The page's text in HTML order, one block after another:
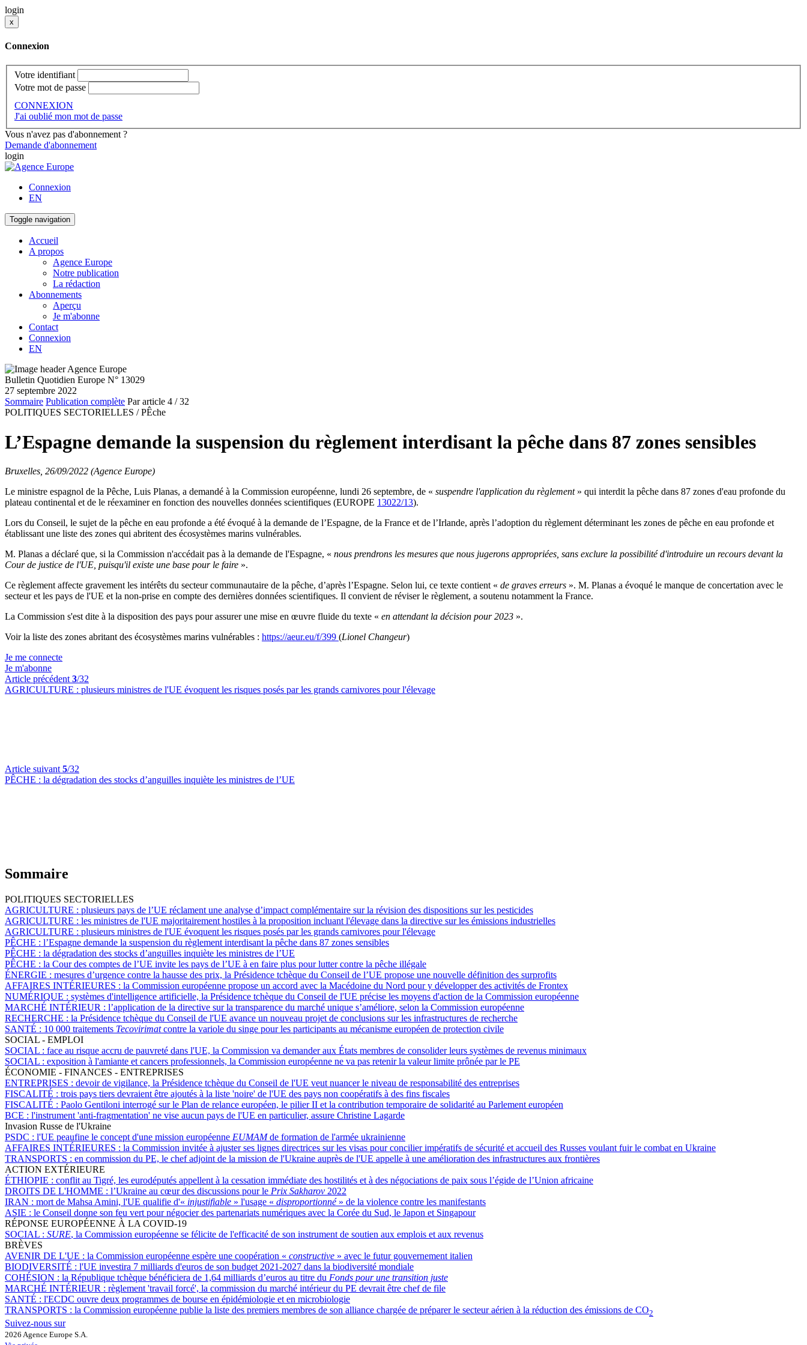
login
x
Connexion
Votre identifiant
Votre mot de passe
CONNEXION
J'ai oublié mon mot de passe
Vous n'avez pas d'abonnement ?
Demande d'abonnement
login
Connexion
EN
Toggle navigation
Accueil
A propos
Agence Europe
Notre publication
La rédaction
Abonnements
Aperçu
Je m'abonne
Contact
Connexion
EN
Bulletin Quotidien Europe N° 13029
27 septembre 2022
Sommaire Publication complète Par article 4 / 32
POLITIQUES SECTORIELLES / PÊche
L’Espagne demande la suspension du règlement interdisant la pêche dans 87 zones sensibles
Bruxelles, 26/09/2022 (Agence Europe)
Le ministre espagnol de la Pêche, Luis Planas, a demandé à la Commission européenne, lundi 26 septembre, de « suspendre l'application du règlement » qui interdit la pêche dans 87 zones d'eau profonde du
plateau continental et de le réexaminer en fonction des nouvelles données scientifiques (EUROPE 13022/13).
Lors du Conseil, le sujet de la pêche en eau profonde a été évoqué à la demande de l’Espagne, de la France et de l’Irlande, après l’adoption du règlement déterminant les zones de pêche en eau profonde et
établissant une liste des zones qui abritent des écosystèmes marins vulnérables.
M. Planas a déclaré que, si la Commission n'accédait pas à la demande de l'Espagne, « nous prendrons les mesures que nous jugerons appropriées, sans exclure la possibilité d'introduire un recours devant la
Cour de justice de l'UE, puisqu'il existe une base pour le faire ».
Ce règlement affecte gravement les intérêts du secteur communautaire de la pêche, d’après l’Espagne. Selon lui, ce texte contient « de graves erreurs ». M. Planas a évoqué le manque de concertation avec le
secteur et les pays de l'UE et la non-prise en compte des dernières données scientifiques. Il convient de réviser le règlement, a soutenu notamment la France.
La Commission s'est dite à la disposition des pays pour assurer une mise en œuvre fluide du texte « en attendant la décision pour 2023 ».
Voir la liste des zones abritant des écosystèmes marins vulnérables : https://aeur.eu/f/399 (Lionel Changeur)
Je me connecte
Je m'abonne
Article précédent 3/32
AGRICULTURE : plusieurs ministres de l'UE évoquent les risques posés par les grands carnivores pour l'élevage
Article suivant 5/32
PÊCHE : la dégradation des stocks d’anguilles inquiète les ministres de l’UE
Sommaire
POLITIQUES SECTORIELLES
AGRICULTURE : plusieurs pays de l’UE réclament une analyse d’impact complémentaire sur la révision des dispositions sur les pesticides
AGRICULTURE : les ministres de l'UE majoritairement hostiles à la proposition incluant l'élevage dans la directive sur les émissions industrielles
AGRICULTURE : plusieurs ministres de l'UE évoquent les risques posés par les grands carnivores pour l'élevage
PÊCHE : l’Espagne demande la suspension du règlement interdisant la pêche dans 87 zones sensibles
PÊCHE : la dégradation des stocks d’anguilles inquiète les ministres de l’UE
PÊCHE : la Cour des comptes de l’UE invite les pays de l’UE à en faire plus pour lutter contre la pêche illégale
ÉNERGIE : mesures d’urgence contre la hausse des prix, la Présidence tchèque du Conseil de l’UE propose une nouvelle définition des surprofits
AFFAIRES INTÉRIEURES : la Commission européenne propose un accord avec la Macédoine du Nord pour y développer des activités de Frontex
NUMÉRIQUE : systèmes d'intelligence artificielle, la Présidence tchèque du Conseil de l'UE précise les moyens d'action de la Commission européenne
MARCHÉ INTÉRIEUR : l’application de la directive sur la transparence du marché unique s’améliore, selon la Commission européenne
RECHERCHE : la Présidence tchèque du Conseil de l'UE avance un nouveau projet de conclusions sur les infrastructures de recherche
SANTÉ : 10 000 traitements Tecovirimatcontre la variole du singe pour les participants au mécanisme européen de protection civile
SOCIAL - EMPLOI
SOCIAL : face au risque accru de pauvreté dans l'UE, la Commission va demander aux États membres de consolider leurs systèmes de revenus minimaux
SOCIAL : exposition à l'amiante et cancers professionnels, la Commission européenne ne va pas retenir la valeur limite prônée par le PE
ÉCONOMIE - FINANCES - ENTREPRISES
ENTREPRISES : devoir de vigilance, la Présidence tchèque du Conseil de l'UE veut nuancer le niveau de responsabilité des entreprises
FISCALITÉ : trois pays tiers devraient être ajoutés à la liste 'noire' de l'UE des pays non coopératifs à des fins fiscales
FISCALITÉ : Paolo Gentiloni interrogé sur le Plan de relance européen, le pilier II et la contribution temporaire de solidarité au Parlement européen
BCE : l'instrument 'anti-fragmentation' ne vise aucun pays de l'UE en particulier, assure Christine Lagarde
Invasion Russe de l'Ukraine
PSDC : l'UE peaufine le concept d'une mission européenne EUMAMde formation de l'armée ukrainienne
AFFAIRES INTÉRIEURES : la Commission invitée à ajuster ses lignes directrices sur les visas pour concilier impératifs de sécurité et accueil des Russes voulant fuir le combat en Ukraine
TRANSPORTS : en commission du PE, le chef adjoint de la mission de l'Ukraine auprès de l'UE appelle à une amélioration des infrastructures aux frontières
ACTION EXTÉRIEURE
ÉTHIOPIE : conflit au Tigré, les eurodéputés appellent à la cessation immédiate des hostilités et à des négociations de paix sous l’égide de l’Union africaine
DROITS DE L'HOMME : l’Ukraine au cœur des discussions pour le Prix Sakharov 2022
IRAN : mort de Mahsa Amini, l'UE qualifie d'« injustifiable » l'usage « disproportionné » de la violence contre les manifestants
ASIE : le Conseil donne son feu vert pour négocier des partenariats numériques avec la Corée du Sud, le Japon et Singapour
RÉPONSE EUROPÉENNE À LA COVID-19
SOCIAL : SURE, la Commission européenne se félicite de l'efficacité de son instrument de soutien aux emplois et aux revenus
BRÈVES
AVENIR DE L'UE : la Commission européenne espère une coopération « constructive » avec le futur gouvernement italien
BIODIVERSITÉ : l'UE investira 7 milliards d'euros de son budget 2021-2027 dans la biodiversité mondiale
COHÉSION : la République tchèque bénéficiera de 1,64 milliards d’euros au titre du Fonds pour une transition juste
MARCHÉ INTÉRIEUR : règlement 'travail forcé', la commission du marché intérieur du PE devrait être chef de file
SANTÉ : l'ECDC ouvre deux programmes de bourse en épidémiologie et en microbiologie
TRANSPORTS : la Commission européenne publie la liste des premiers membres de son alliance chargée de préparer le secteur aérien à la réduction des émissions de CO2
Suivez-nous sur
2026 Agence Europe S.A.